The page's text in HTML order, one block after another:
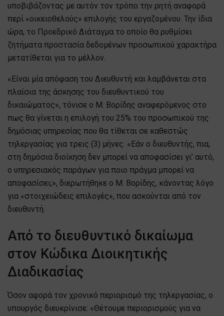
υποβιβάζοντας με αυτόν τον τρόπο την ρητή αναφορά
περί «οικειοθελούς» επιλογής του εργαζομένου. Την ίδια
ώρα, το Προεδρικό Διάταγμα το οποίο θα ρυθμίσει
ζητήματα προστασία δεδομένων προσωπικού χαρακτήρα
μετατίθεται για το μέλλον.
«Είναι μία απόφαση του Διευθυντή και λαμβάνεται στα
πλαίσια της άσκησης του διευθυντικού του
δικαιώματος», τόνισε ο Μ. Βορίδης αναφερόμενος στο
πως θα γίνεται η επιλογή του 25% του προσωπικού της
δημόσιας υπηρεσίας που θα τίθεται σε καθεστώς
τηλεργασίας για τρεις (3) μήνες. «Εάν ο διευθυντής, πια,
στη δημόσια διοίκηση δεν μπορεί να αποφασίσει γι’ αυτό,
ο υπηρεσιακός παράγων για ποιο πράγμα μπορεί να
αποφασίσει;», διερωτήθηκε ο Μ. Βορίδης, κάνοντας λόγο
για «στοιχειώδεις επιλογές», που ασκούνται από τον
διευθυντή.
Από το διευθυντικό δικαίωμα
στον Κώδικα Διοικητικής
Διαδικασίας
Όσον αφορά τον χρονικό περιορισμό της τηλεργασίας, ο
υπουργός διευκρίνισε: «Θέτουμε περιορισμούς για να